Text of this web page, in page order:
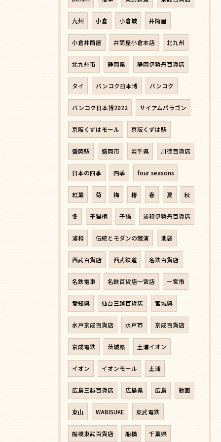
九州 小倉 小倉城 井筒屋
小倉井筒屋 井筒屋小倉本店 北九州
北九州市 静岡県 静岡伊勢丹百貨店
タイ バンコク日本博 バンコク
バンコク日本博2022 サイアムパラゴン
京阪くずはモール 京阪くずは駅
盛岡駅 盛岡市 岩手県 川徳百貨店
日本の四季 四季 four seasons
紅葉 菊 梅 椿 春 夏 秋
冬 子猫柄 子猫 浦和伊勢丹百貨店
浦和 伝統とモダンの競演 池袋
西武百貨店 西武鉄道 名鉄百貨店
名鉄電車 名鉄百貨店一宮店 一宮市
愛知県 仙台三越百貨店 宮城県
水戸京成百貨店 水戸市 京成百貨店
京成電鉄 茨城県 土浦イオン
イオン イオンモール 土浦
広島三越百貨店 広島県 広島 動画
東山 WABISUKE 東武電鉄
船橋東武百貨店 船橋 千葉県